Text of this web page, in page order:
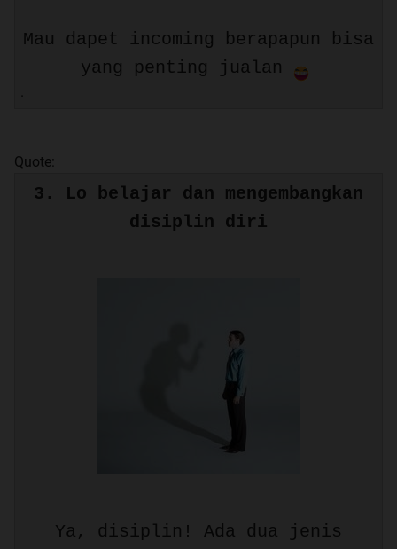
Mau dapet incoming berapapun bisa
yang penting jualan
Quote:
3. Lo belajar dan mengembangkan
disiplin diri
Ya, disiplin! Ada dua jenis